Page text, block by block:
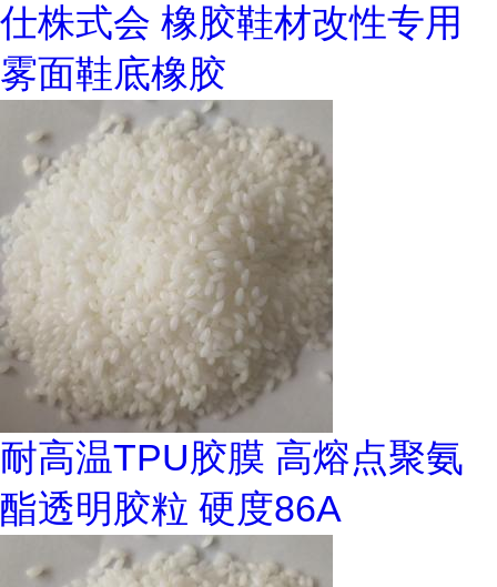
仕株式会 橡胶鞋材改性专用
雾面鞋底橡胶
耐高温TPU胶膜 高熔点聚氨
酯透明胶粒 硬度86A